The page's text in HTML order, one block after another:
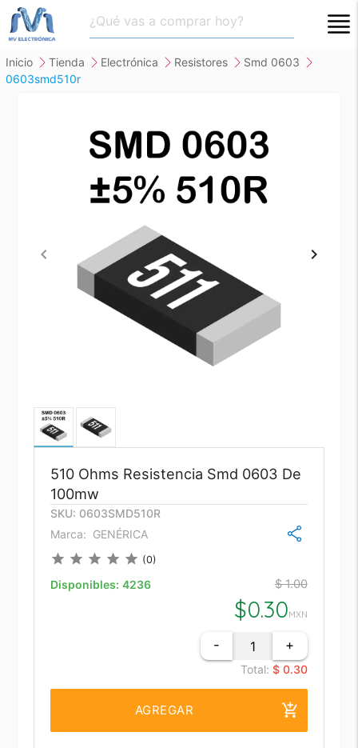
inicio tienda electrónica resistores
smd 0603
0603smd510r
510 Ohms Resistencia Smd 0603 De
100mw
SKU: 0603SMD510R
Marca: GENÉRICA
star star star star star (0)
Disponibles: 4236 $ 1.00
$0.30MXN
- +
Total: $ 0.30
AGREGAR add_shopping_cart